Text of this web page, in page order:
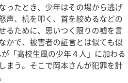
ったとき、少年はその場から逃げ
声、机を叩く、首を絞めるなどの
るために、思いつく限りの嘘を言
かで、被害者の証言とは似ても似
「高校生風の少年４人」に加わる
まう。そこで岡本さんが犯罪を計